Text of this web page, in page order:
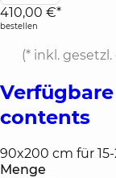
410,00 €*
bestellen
(* inkl.
contents
90x200 cm für
Menge